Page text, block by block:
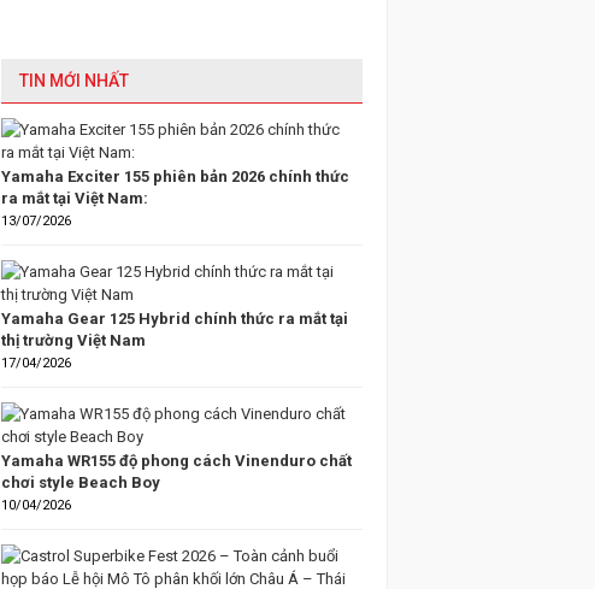
TIN MỚI NHẤT
Yamaha Exciter 155 phiên bản 2026 chính thức
ra mắt tại Việt Nam:
13/07/2026
Yamaha Gear 125 Hybrid chính thức ra mắt tại
thị trường Việt Nam
17/04/2026
Yamaha WR155 độ phong cách Vinenduro chất
chơi style Beach Boy
10/04/2026